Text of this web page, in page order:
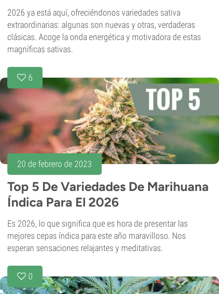
2026 ya está aquí, ofreciéndonos variedades sativa
extraordinarias: algunas son nuevas y otras, verdaderas
clásicas. Acoge la onda energética y motivadora de estas
magníficas sativas.
6
20 de febrero de 2023
Top 5 De Variedades De Marihuana
Índica Para El 2026
Es 2026, lo que significa que es hora de presentar las
mejores cepas índica para este año maravilloso. Nos
esperan sensaciones relajantes y meditativas.
0